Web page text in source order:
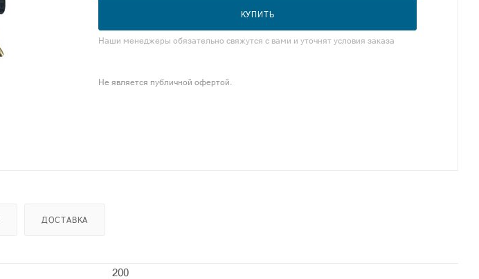
КУПИТЬ
Наши менеджеры обязательно свяжутся с вами и уточнят условия заказа
Не является публичной офертой.
ДОСТАВКА
200